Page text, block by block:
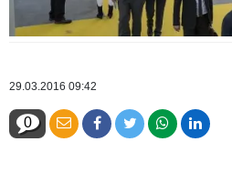
29.03.2016 09:42
0